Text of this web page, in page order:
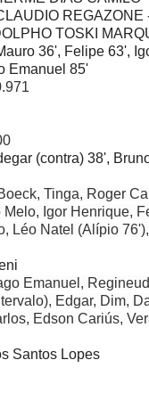
REGAZONE
TOSKI
36', Felipe 63',
Emanuel 85'
(contra) 38',
Tinga, Roger
Igor Henrique,
Léo Natel (Alípio
Emanuel,
Edgar, Dim,
Edson Cariús,
Santos Lopes